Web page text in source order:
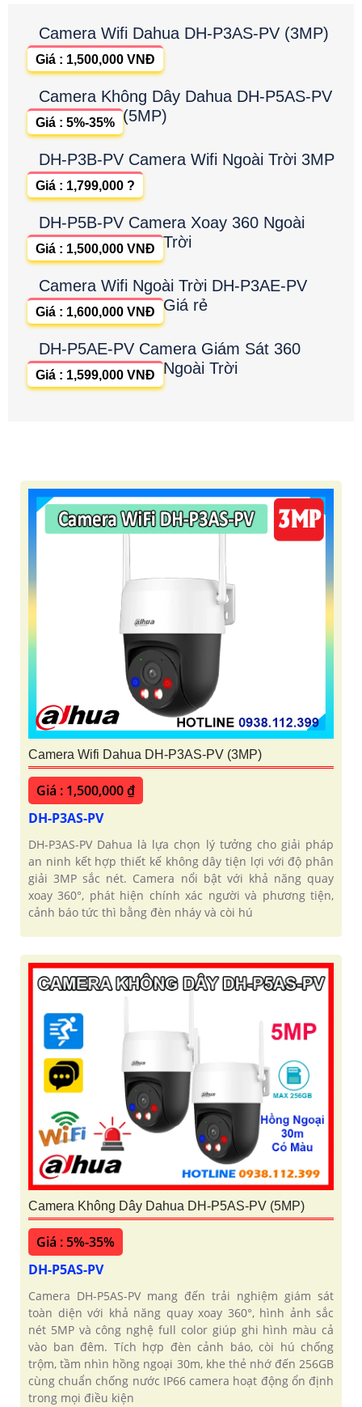
Camera Wifi Dahua DH-P3AS-PV (3MP)
Giá : 1,500,000 VNĐ
Camera Không Dây Dahua DH-P5AS-PV
(5MP)
Giá : 5%-35%
DH-P3B-PV Camera Wifi Ngoài Trời 3MP
Giá : 1,799,000 ?
DH-P5B-PV Camera Xoay 360 Ngoài
Trời
Giá : 1,500,000 VNĐ
Camera Wifi Ngoài Trời DH-P3AE-PV
Giá rẻ
Giá : 1,600,000 VNĐ
DH-P5AE-PV Camera Giám Sát 360
Ngoài Trời
Giá : 1,599,000 VNĐ
Camera Wifi Dahua DH-P3AS-PV (3MP)
Giá : 1,500,000 ₫
DH-P3AS-PV
DH-P3AS-PV Dahua là lựa chọn lý tưởng cho giải pháp
an ninh kết hợp thiết kế không dây tiện lợi với độ phân
giải 3MP sắc nét. Camera nổi bật với khả năng quay
xoay 360°, phát hiện chính xác người và phương tiện,
cảnh báo tức thì bằng đèn nháy và còi hú
Camera Không Dây Dahua DH-P5AS-PV (5MP)
Giá : 5%-35%
DH-P5AS-PV
Camera DH-P5AS-PV mang đến trải nghiệm giám sát
toàn diện với khả năng quay xoay 360°, hình ảnh sắc
nét 5MP và công nghệ full color giúp ghi hình màu cả
vào ban đêm. Tích hợp đèn cảnh báo, còi hú chống
trộm, tầm nhìn hồng ngoại 30m, khe thẻ nhớ đến 256GB
cùng chuẩn chống nước IP66 camera hoạt động ổn định
trong mọi điều kiện